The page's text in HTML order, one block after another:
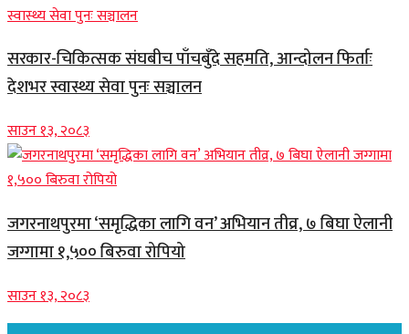
सरकार-चिकित्सक संघबीच पाँचबुँदे सहमति, आन्दोलन फिर्ताः
देशभर स्वास्थ्य सेवा पुनः सञ्चालन
साउन १३, २०८३
जगरनाथपुरमा ‘समृद्धिका लागि वन’ अभियान तीव्र, ७ बिघा ऐलानी
जग्गामा १,५०० बिरुवा रोपियो
साउन १३, २०८३